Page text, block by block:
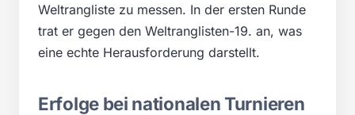
Weltrangliste zu messen. In der ersten Runde
trat er gegen den Weltranglisten-19. an, was
eine echte Herausforderung darstellt.
Erfolge bei nationalen Turnieren